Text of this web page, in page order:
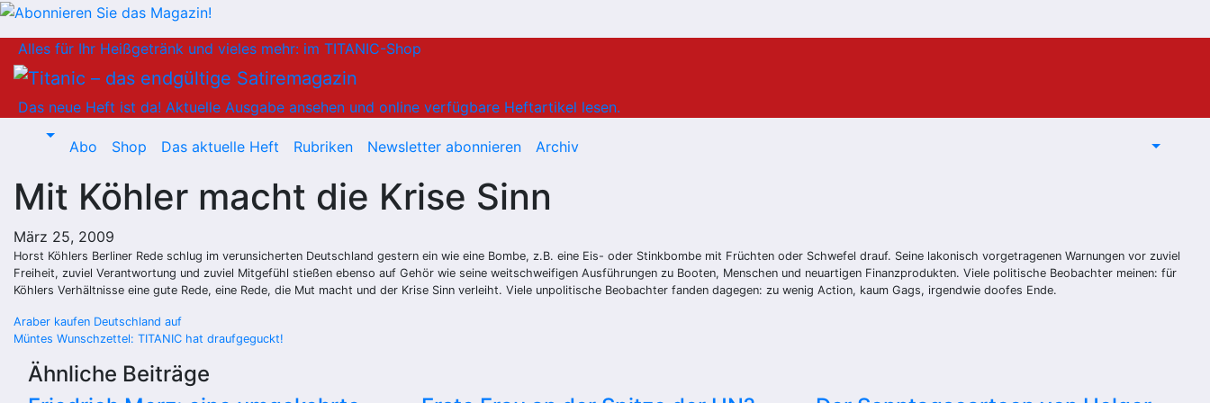
Inhalt
springen
Alles für Ihr Heißgetränk und vieles mehr: im TITANIC-Shop
Das neue Heft ist da! Aktuelle Ausgabe ansehen und online verfügbare Heftartikel lesen.
Abo Shop Das aktuelle Heft Rubriken Newsletter abonnieren Archiv
Mit Köhler macht die Krise Sinn
März 25, 2009
Horst Köhlers Berliner Rede schlug im verunsicherten Deutschland gestern ein wie eine Bombe, z.B. eine Eis- oder Stinkbombe mit Früchten oder Schwefel drauf. Seine lakonisch vorgetragenen Warnungen vor zuviel
Freiheit, zuviel Verantwortung und zuviel Mitgefühl stießen ebenso auf Gehör wie seine weitschweifigen Ausführungen zu Booten, Menschen und neuartigen Finanzprodukten. Viele politische Beobachter meinen: für
Köhlers Verhältnisse eine gute Rede, eine Rede, die Mut macht und der Krise Sinn verleiht. Viele unpolitische Beobachter fanden dagegen: zu wenig Action, kaum Gags, irgendwie doofes Ende.
Beitragsnavigation
Araber kaufen Deutschland auf
Müntes Wunschzettel: TITANIC hat draufgeguckt!
Ähnliche Beiträge